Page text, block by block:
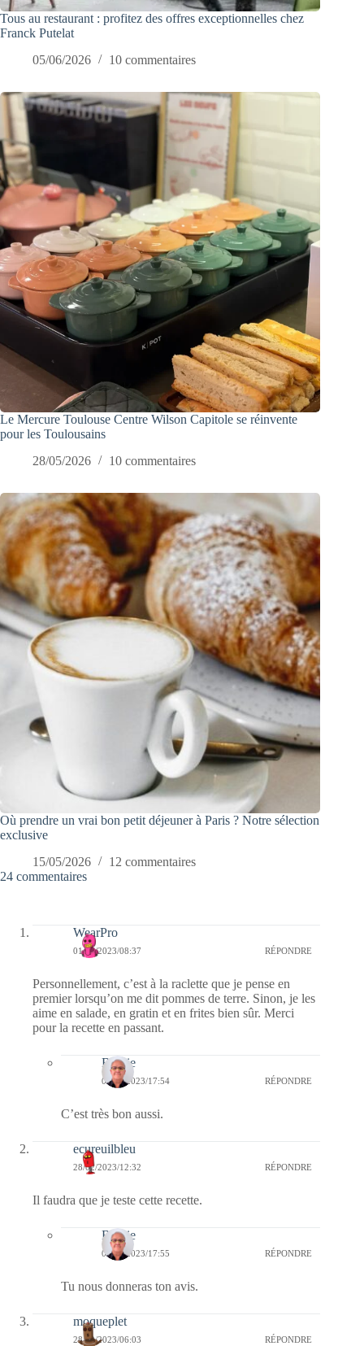
Tous au restaurant : profitez des offres exceptionnelles chez
Franck Putelat
05/06/2026
10 commentaires
Le Mercure Toulouse Centre Wilson Capitole se réinvente
pour les Toulousains
28/05/2026
10 commentaires
Où prendre un vrai bon petit déjeuner à Paris ? Notre sélection
exclusive
15/05/2026
12 commentaires
24 commentaires
WearPro
01/03/2023/08:37 RÉPONDRE
Personnellement, c’est à la raclette que je pense en
premier lorsqu’on me dit pommes de terre. Sinon, je les
aime en salade, en gratin et en frites bien sûr. Merci
pour la recette en passant.
Bernie
01/03/2023/17:54 RÉPONDRE
C’est très bon aussi.
ecureuilbleu
28/02/2023/12:32 RÉPONDRE
Il faudra que je teste cette recette.
Bernie
01/03/2023/17:55 RÉPONDRE
Tu nous donneras ton avis.
moqueplet
28/02/2023/06:03 RÉPONDRE